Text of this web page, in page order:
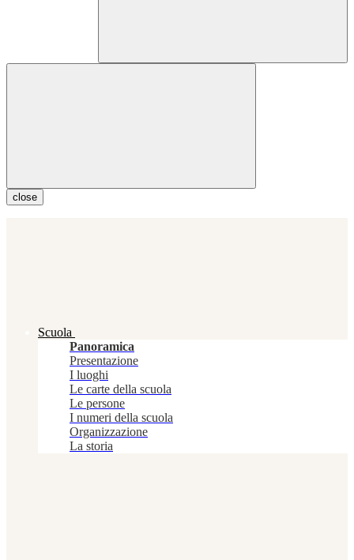
close
Scuola
Panoramica
Presentazione
I luoghi
Le carte della scuola
Le persone
I numeri della scuola
Organizzazione
La storia